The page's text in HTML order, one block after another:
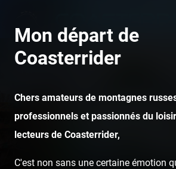
Les Manèges du
(Valras-Plage) —
Mon départ de
Coasterrider
Chers amateurs de montagnes
professionnels et passionnés du
lecteurs de Coasterrider,
C'est non sans une certaine émotion